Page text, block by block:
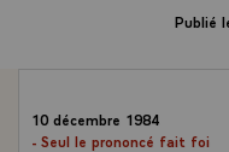
Publié
10 décembre 1984
- Seul le prononcé fait foi